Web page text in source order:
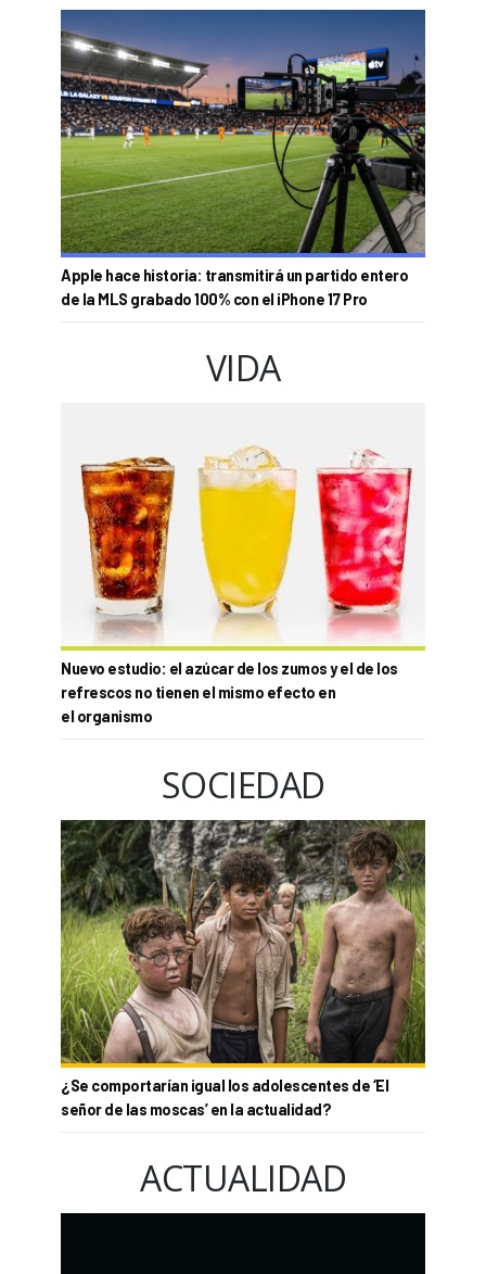
Apple hace historia: transmitirá un partido entero
de la MLS grabado 100% con el iPhone 17 Pro
VIDA
Nuevo estudio: el azúcar de los zumos y el de los
refrescos no tienen el mismo efecto en
el organismo
SOCIEDAD
¿Se comportarían igual los adolescentes de ‘El
señor de las moscas’ en la actualidad?
ACTUALIDAD